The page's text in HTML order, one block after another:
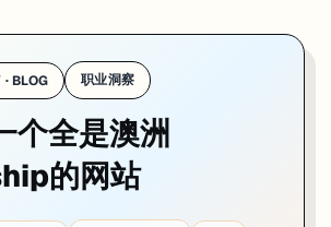
BLOG 职业洞察
个全是澳洲
的网站